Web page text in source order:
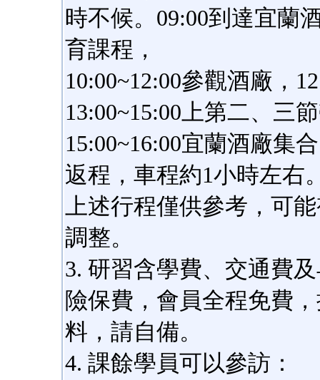
時不候。09:00到達宜蘭
育課程，
10:00~12:00參觀酒廠，
13:00~15:00上第二、三
15:00~16:00宜蘭酒廠集
返程，車程約1小時左右
上述行程僅供參考，可
調整。
3. 研習含學費、交通費
險保費，會員全程免費
料，請自備。
4. 課餘學員可以參訪：